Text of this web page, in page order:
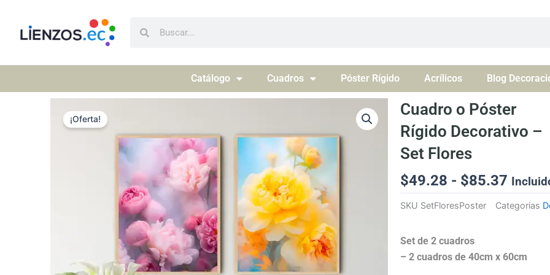
contenido
Catálogo Cuadros Póster Rígido Acrílicos Blog
¡Oferta!
Cuadro o Póster
Rígido Decorativo –
Set Flores
$49.28 - $85.37 Rango
de
hasta
SKU SetFloresPoster Categorias
Set de 2 cuadros
– 2 cuadros de 40cm x 60cm